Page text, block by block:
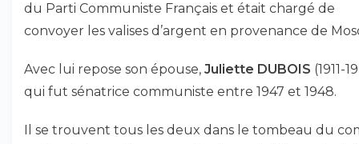
du Parti Communiste Français et était chargé de
convoyer les valises d’argent en provenance de
Avec lui repose son épouse, Juliette DUBOIS (1911-
qui fut sénatrice communiste entre 1947 et 1948.
Il se trouvent tous les deux dans le tombeau du